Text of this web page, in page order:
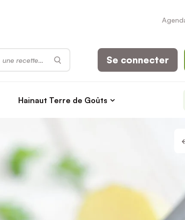
Hainaut Terre de Goûts
Se connecter